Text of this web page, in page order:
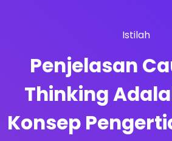
Istilah
Penjelasan
Thinking
Konsep